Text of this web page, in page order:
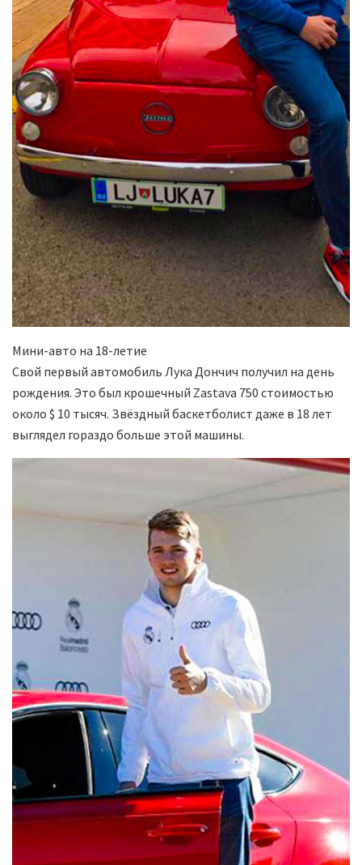
Мини-авто на 18-летие
Свой первый автомобиль Лука Дончич получил на день
рождения. Это был крошечный Zastava 750 стоимостью
около $ 10 тысяч. Звёздный баскетболист даже в 18 лет
выглядел гораздо больше этой машины.